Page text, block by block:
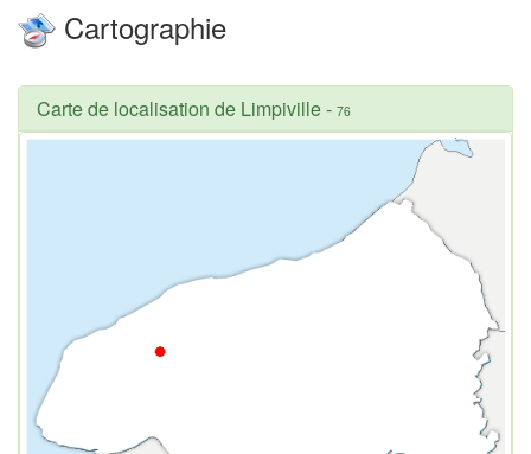
Cartographie
Carte de localisation de Limpiville- 76